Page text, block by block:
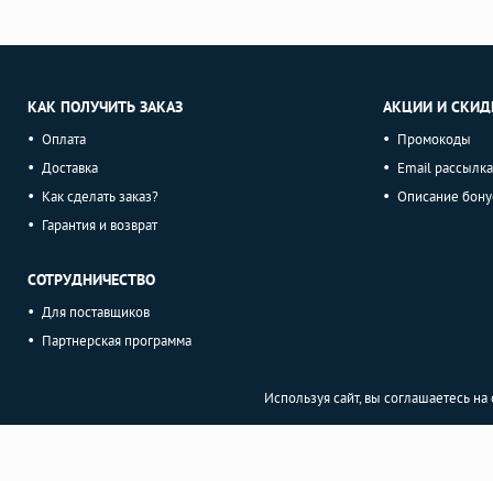
КАК ПОЛУЧИТЬ ЗАКАЗ
Оплата
Доставка
Как сделать заказ?
Гарантия и возврат
СОТРУДНИЧЕСТВО
Для поставщиков
Партнерская программа
АКЦИИ И
Промокоды
Email рассылка
Описание
Используя сайт, вы соглашаетесь